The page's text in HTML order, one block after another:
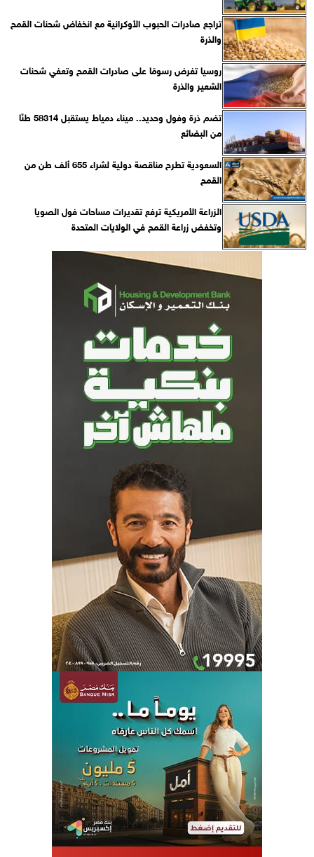
تراجع صادرات الحبوب الأوكرانية مع انخفاض شحنات القمح
والذرة
روسيا تفرض رسومًا على صادرات القمح وتعفي شحنات
الشعير والذرة
تضم ذرة وفول وحديد.. ميناء دمياط يستقبل 58314 طنًا
من البضائع
السعودية تطرح مناقصة دولية لشراء 655 ألف طن من
القمح
الزراعة الأمريكية ترفع تقديرات مساحات فول الصويا
وتخفض زراعة القمح في الولايات المتحدة